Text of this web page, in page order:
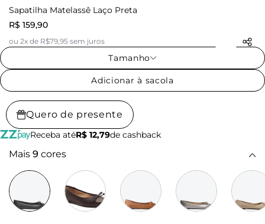
Sapatilha Matelassê Laço Preta
R$ 159,90
ou 2x de R$79,95 sem juros
Tamanho
Adicionar à sacola
Quero de presente
Receba atéR$ 12,79de cashback
Mais 9 cores